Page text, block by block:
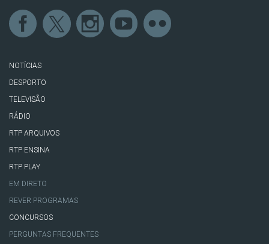
NOTÍCIAS
DESPORTO
TELEVISÃO
RÁDIO
RTP ARQUIVOS
RTP ENSINA
RTP PLAY
EM DIRETO
REVER PROGRAMAS
CONCURSOS
PERGUNTAS FREQUENTES